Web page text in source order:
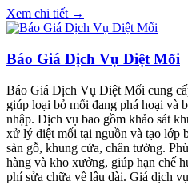
Xem chi tiết →
Báo Giá Dịch Vụ Diệt Mối
Báo Giá Dịch Vụ Diệt Mối cung
giúp loại bỏ mối đang phá hoại và
nhập. Dịch vụ bao gồm khảo sát
xử lý diệt mối tại nguồn và tạo lớp
sàn gỗ, khung cửa, chân tường.
hàng và kho xưởng, giúp hạn chế
phí sửa chữa về lâu dài. Giá dịch